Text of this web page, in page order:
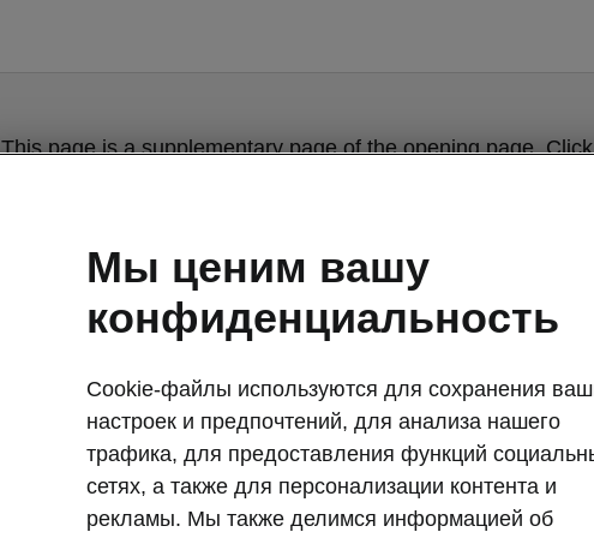
This page is a supplementary page of the opening page.
Get back to the opening page.
Мы ценим вашу
конфиденциальность
Cookie-файлы используются для сохранения
настроек и предпочтений, для анализа нашего
трафика, для предоставления функций
сетях, а также для персонализации контента и
рекламы. Мы также делимся информацией об